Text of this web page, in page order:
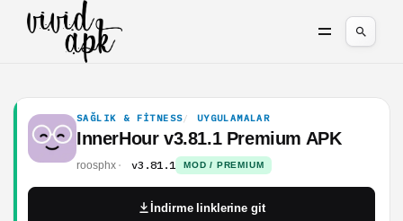
SAĞLIK & FITNESS UYGULAMALAR
InnerHour v3.81.1 Premium APK
roosphx v3.81.1 MOD / PREMIUM
İndirme linklerine git